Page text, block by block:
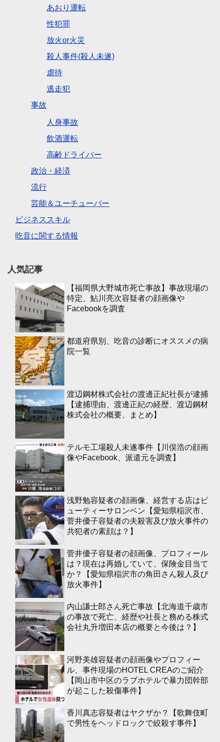
あおり運転
性犯罪
放火or火災
殺人事件(殺人未遂)
虐待
逃走犯
事故
人身事故
飲酒運転
高齢ドライバー
政治・経済
流行
芸能＆ユーチューバー
ビジネススキル
吃音に関する情報
人気記事
【福岡県大野城市死亡事故】事故現場の
特定、鮎川亮次容疑者の顔画像や
Facebookを調査
都道府県別、吃音の診断にオススメの病
院一覧
渡辺鋼材株式会社の渡邊正紀社長が逮捕
【逮捕理由、渡邊正紀の経歴、渡辺鋼材
株式会社の概要、まとめ】
テルモ工場殺人未遂事件【川俣浩の顔画
像やFacebook、派遣元を調査】
浅野勉容疑者の顔画像、経営する店はビ
ューティーサロンベン【愛知県稲沢市、
菅井優子容疑者の夫殺害及び放火事件の
共犯者の素顔は？】
菅井優子容疑者の顔画像、プロフィール
は？現在は再婚していて、保険金目当て
か？【愛知県稲沢市の角田さん殺人及び
放火事件】
内山謙士郎さん死亡事故【北海道千歳市
の事故で死亡、経歴や社長と務める株式
会社丸升増田本店の概要と今後は？】
河野美雄容疑者の顔画像やプロフィー
ル、事件現場のHOTEL CREAのご紹介
【岡山市中区のラブホテルで暴力団幹部
が起こした殺傷事件】
香川真志容疑者はヤクザか？【歌舞伎町
で男性をヘッドロックで絞殺す事件】